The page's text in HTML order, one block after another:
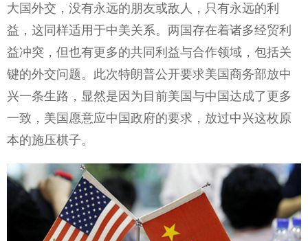
大国外交，没有永远的朋友或敌人，只有永远的利
益，这同样适用于中美关系。两国存在着诸多经贸利
益冲突，但也有更多的共同利益与合作领域，包括关
键的外交问题。此次特朗普公开要求美国商务部放中
兴一条生路，显然是因为目前美国与中国达成了更多
一致，美国愿意应中国政府的要求，放过中兴这枚原
本的施压棋子。